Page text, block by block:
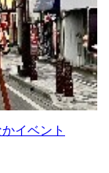
イベント